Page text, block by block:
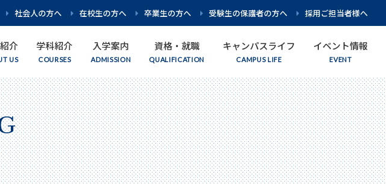
社会人の方へ 在校生の方へ 卒業生の方へ 受験生の保護者の方へ 採用ご担当者様へ
介
教育方針・理念
グループ校紹介
学科紹介
看護学科
柔道整復学科
入学案内
入試要項
入試日程
資格・就職
取得を目指せる資格
キャンパスライフ
先生紹介
施設・設備紹介
イベント情報
オープンキャンパス
個別相談